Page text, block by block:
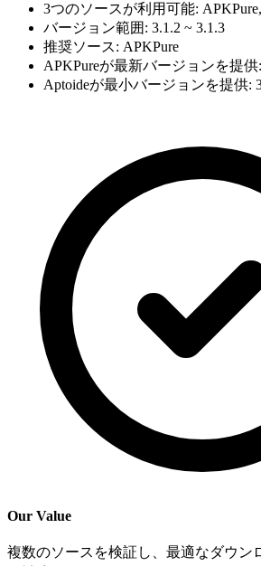
3つのソースが利用可能:
バージョン範囲: 3.1.2 ~ 3.1.3
推奨ソース: APKPure
APKPureが最新バージョンを提供
Aptoideが最小バージョンを提供:
Our Value
複数のソースを検証し、最適なダウン